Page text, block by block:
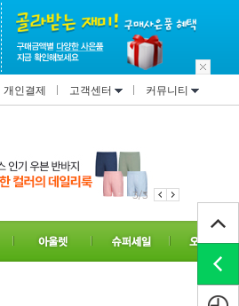
개인결제 고객센터 커뮤니티
1/3